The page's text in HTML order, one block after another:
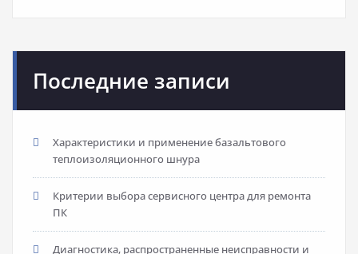
Последние записи
Характеристики и применение базальтового
теплоизоляционного шнура
Критерии выбора сервисного центра для ремонта
ПК
Диагностика, распространенные неисправности и